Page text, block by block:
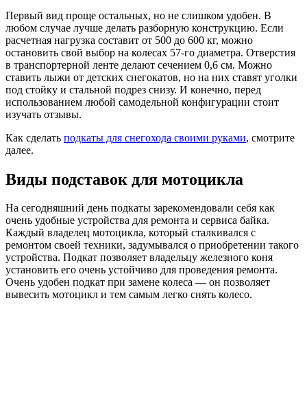
Первый вид проще остальных, но не слишком удобен. В
любом случае лучше делать разборную конструкцию. Если
расчетная нагрузка составит от 500 до 600 кг, можно
остановить свой выбор на колесах 57-го диаметра. Отверстия
в транспортерной ленте делают сечением 0,6 см. Можно
ставить лыжи от детских снегокатов, но на них ставят уголки
под стойку и стальной подрез снизу. И конечно, перед
использованием любой самодельной конфигурации стоит
изучать отзывы.
Как сделать подкаты для снегохода своими руками, смотрите
далее.
Виды подставок для мотоцикла
На сегодняшний день подкаты зарекомендовали себя как
очень удобные устройства для ремонта и сервиса байка.
Каждый владелец мотоцикла, который сталкивался с
ремонтом своей техники, задумывался о приобретении такого
устройства. Подкат позволяет владельцу железного коня
установить его очень устойчиво для проведения ремонта.
Очень удобен подкат при замене колеса — он позволяет
вывесить мотоцикл и тем самым легко снять колесо.